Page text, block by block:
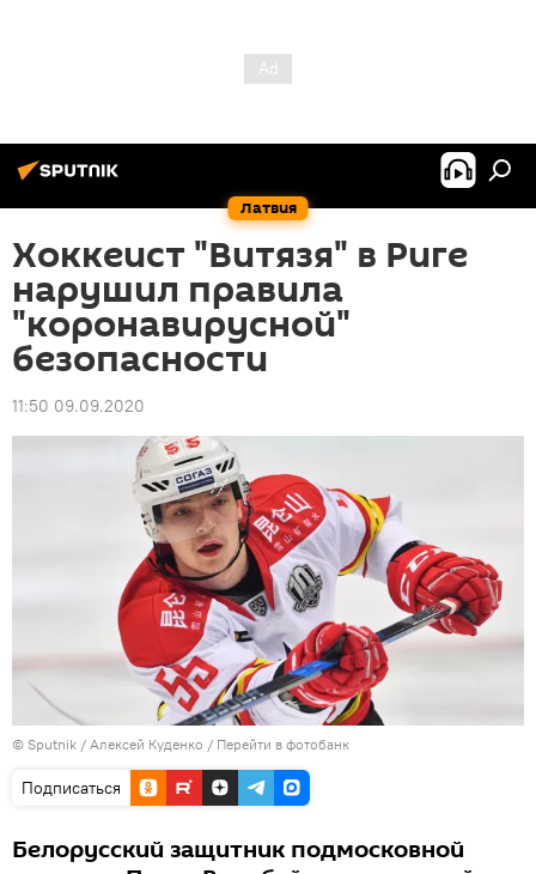
Латвия
Хоккеист "Витязя" в Риге
нарушил правила
"коронавирусной"
безопасности
11:50 09.09.2020
© Sputnik / Алексей Куденко / Перейти в фотобанк
Подписаться
Белорусский защитник подмосковной